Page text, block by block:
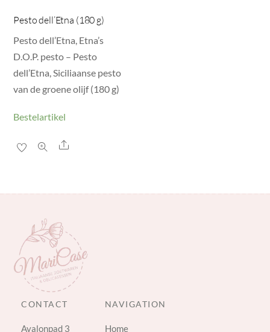
Pesto dell’Etna (180 g)
Pesto dell’Etna, Etna’s
D.O.P. pesto – Pesto
dell’Etna, Siciliaanse pesto
van de groene olijf (180 g)
Bestelartikel
Share
CONTACT
Avalonpad 3
NAVIGATION
Home